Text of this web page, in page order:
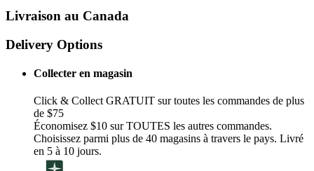
Livraison au Canada
Delivery Options
Collecter en magasin
Click & Collect GRATUIT sur toutes les commandes de plus
de $75
Économisez $10 sur TOUTES les autres commandes.
Choisissez parmi plus de 40 magasins à travers le pays. Livré
en 5 à 10 jours.